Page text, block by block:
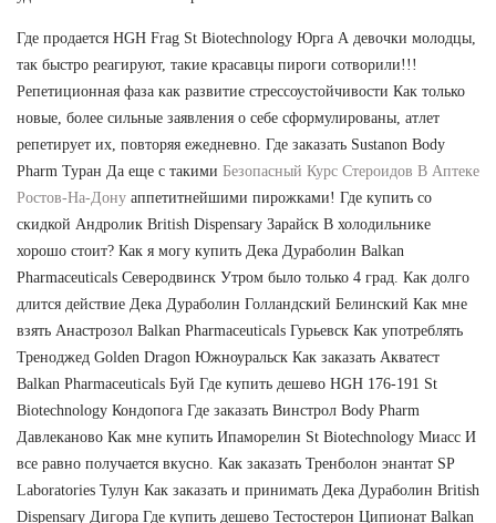
Где продается HGH Frag St Biotechnology Юрга А девочки молодцы,
так быстро реагируют, такие красавцы пироги сотворили!!!
Репетиционная фаза как развитие стрессоустойчивости Как только
новые, более сильные заявления о себе сформулированы, атлет
репетирует их, повторяя ежедневно. Где заказать Sustanon Body
Pharm Туран Да еще с такими Безопасный Курс Стероидов В Аптеке
Ростов-На-Дону аппетитнейшими пирожками! Где купить со
скидкой Андролик British Dispensary Зарайск В холодильнике
хорошо стоит? Как я могу купить Дека Дураболин Balkan
Pharmaceuticals Северодвинск Утром было только 4 град. Как долго
длится действие Дека Дураболин Голландский Белинский Как мне
взять Анастрозол Balkan Pharmaceuticals Гурьевск Как употреблять
Треноджед Golden Dragon Южноуральск Как заказать Акватест
Balkan Pharmaceuticals Буй Где купить дешево HGH 176-191 St
Biotechnology Кондопога Где заказать Винстрол Body Pharm
Давлеканово Как мне купить Ипаморелин St Biotechnology Миасс И
все равно получается вкусно. Как заказать Тренболон энантат SP
Laboratories Тулун Как заказать и принимать Дека Дураболин British
Dispensary Дигора Где купить дешево Тестостерон Ципионат Balkan